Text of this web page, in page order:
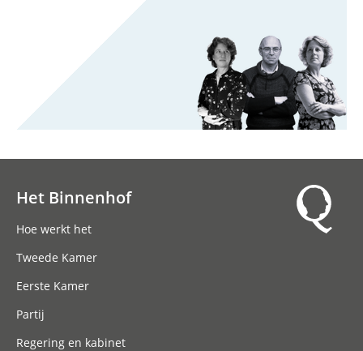
Het Binnenhof
Hoe werkt het
Tweede Kamer
Eerste Kamer
Partij
Regering en kabinet